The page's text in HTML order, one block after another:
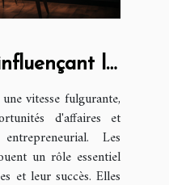
la
vitesse fulgurante,
d'affaires et
Les
un rôle essentiel
et leur succès. Elles